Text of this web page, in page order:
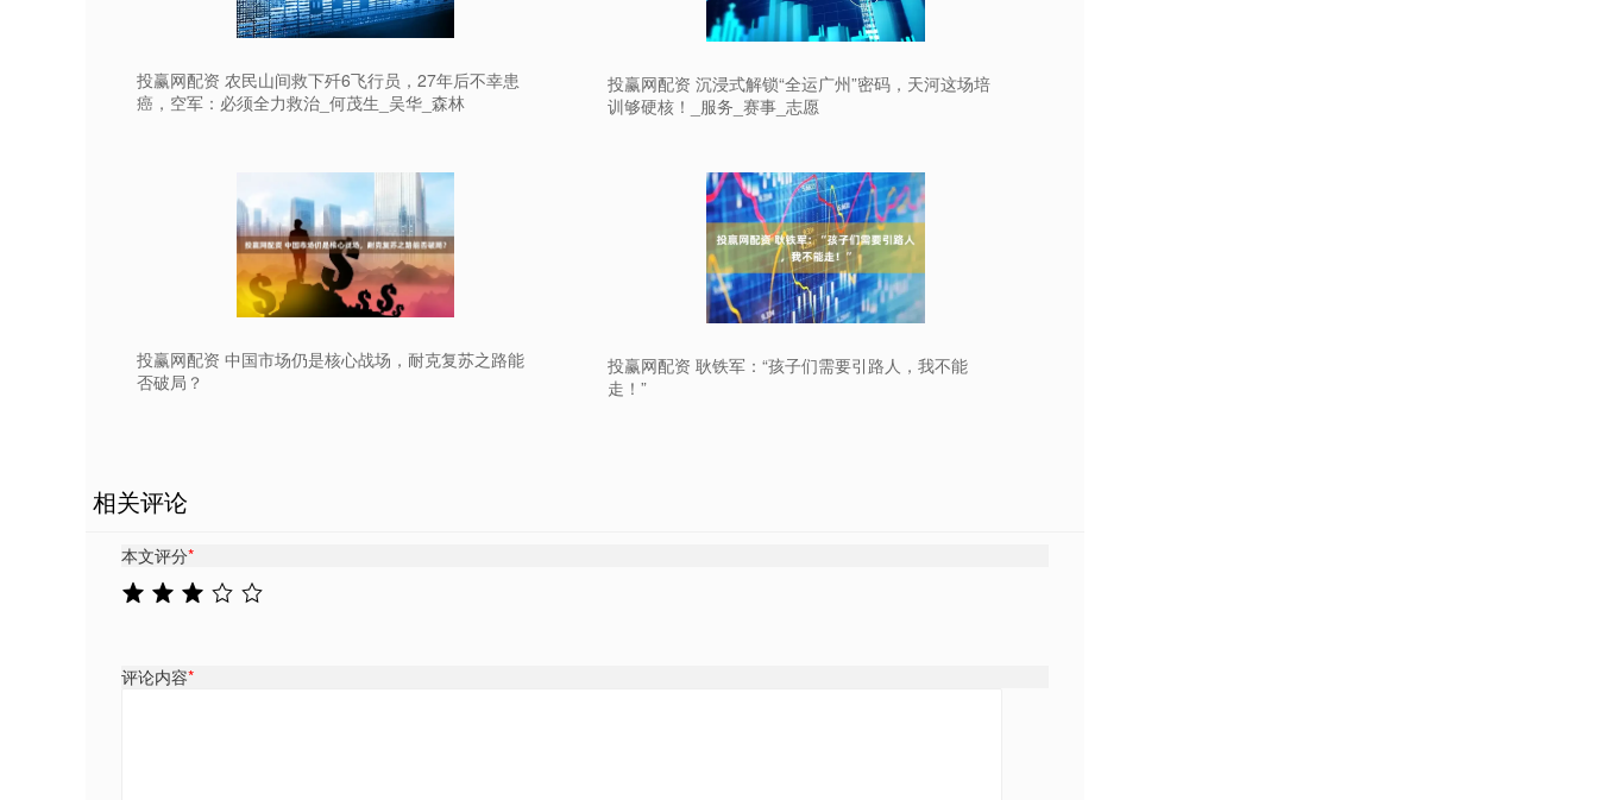
投赢网配资 农民山间救下歼6飞行员，27年后不幸患
癌，空军：必须全力救治_何茂生_吴华_森林
投赢网配资 沉浸式解锁“全运广州”密码，天河这场培
训够硬核！_服务_赛事_志愿
投赢网配资 中国市场仍是核心战场，耐克复苏之路能
否破局？
投赢网配资 耿铁军：“孩子们需要引路人，我不能
走！”
相关评论
本文评分*
评论内容*